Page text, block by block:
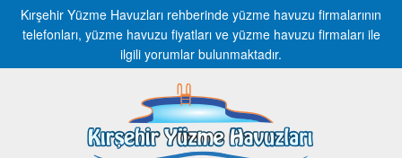
Kırşehir Yüzme Havuzları rehberinde yüzme havuzu firmalarının
telefonları, yüzme havuzu fiyatları ve yüzme havuzu firmaları ile
ilgili yorumlar bulunmaktadır.